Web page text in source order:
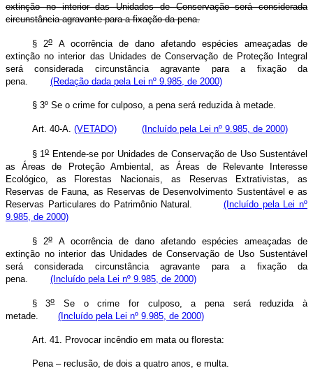
extinção no interior das Unidades de Conservação será considerada
circunstância agravante para a fixação da pena.
§ 2oA ocorrência de dano afetando espécies ameaçadas de
extinção no interior das Unidades de Conservação de Proteção Integral
será considerada circunstância agravante para a fixação da
pena. (Redação dada pela Lei nº 9.985, de 2000)
§ 3º Se o crime for culposo, a pena será reduzida à metade.
Art. 40-A. (VETADO) (Incluído pela Lei nº 9.985, de 2000)
§ 1oEntende-se por Unidades de Conservação de Uso Sustentável
as Áreas de Proteção Ambiental, as Áreas de Relevante Interesse
Ecológico, as Florestas Nacionais, as Reservas Extrativistas, as
Reservas de Fauna, as Reservas de Desenvolvimento Sustentável e as
Reservas Particulares do Patrimônio Natural.(Incluído pela Lei nº
9.985, de 2000)
§ 2oA ocorrência de dano afetando espécies ameaçadas de
extinção no interior das Unidades de Conservação de Uso Sustentável
será considerada circunstância agravante para a fixação da
pena. (Incluído pela Lei nº 9.985, de 2000)
§ 3oSe o crime for culposo, a pena será reduzida à
metade. (Incluído pela Lei nº 9.985, de 2000)
Art. 41. Provocar incêndio em mata ou floresta:
Pena – reclusão, de dois a quatro anos, e multa.